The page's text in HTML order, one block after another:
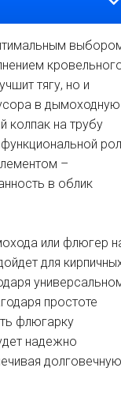
тягу, но и
в дымоходную
колпак на трубу
–
в облик
или флюгер
для
простоте
флюгарку
надежно
долговечную